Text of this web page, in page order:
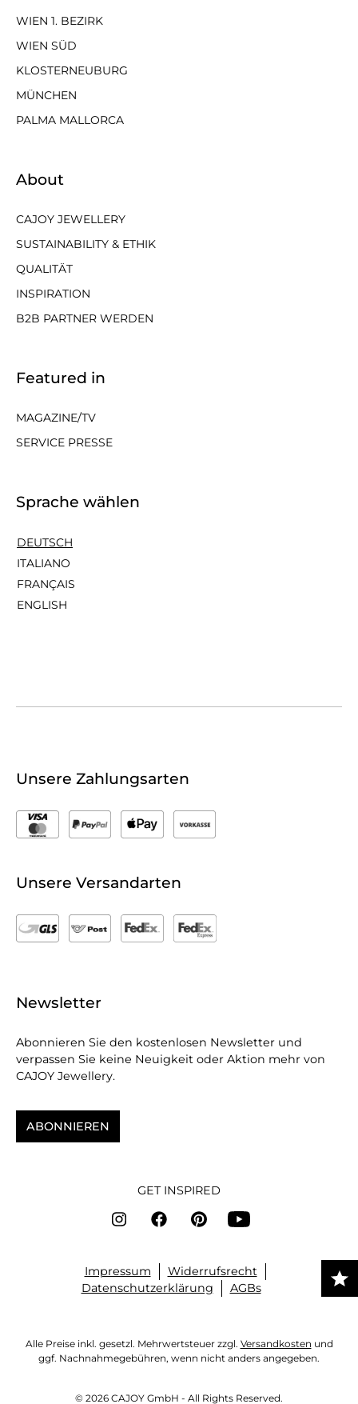
WIEN 1. BEZIRK
WIEN SÜD
KLOSTERNEUBURG
MÜNCHEN
PALMA MALLORCA
About
CAJOY JEWELLERY
SUSTAINABILITY & ETHIK
QUALITÄT
INSPIRATION
B2B PARTNER WERDEN
Featured in
MAGAZINE/TV
SERVICE PRESSE
Sprache wählen
DEUTSCH
ITALIANO
FRANÇAIS
ENGLISH
Unsere Zahlungsarten
Unsere Versandarten
Newsletter
Abonnieren Sie den kostenlosen Newsletter und
verpassen Sie keine Neuigkeit oder Aktion mehr von
CAJOY Jewellery.
ABONNIEREN
GET INSPIRED
Impressum
Widerrufsrecht
Datenschutzerklärung
AGBs
Alle Preise inkl. gesetzl. Mehrwertsteuer zzgl. Versandkosten und
ggf. Nachnahmegebühren, wenn nicht anders angegeben.
© 2026 CAJOY GmbH - All Rights Reserved.